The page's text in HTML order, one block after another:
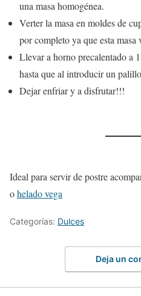
una masa homogénea.
Verter la masa en moldes de
por completo ya que esta
Llevar a horno precalentado a
hasta que al introducir un
Dejar enfriar y a disfrutar!!!
Ideal para servir de postre
ohelado vega
Categorías: Dulces
Deja un